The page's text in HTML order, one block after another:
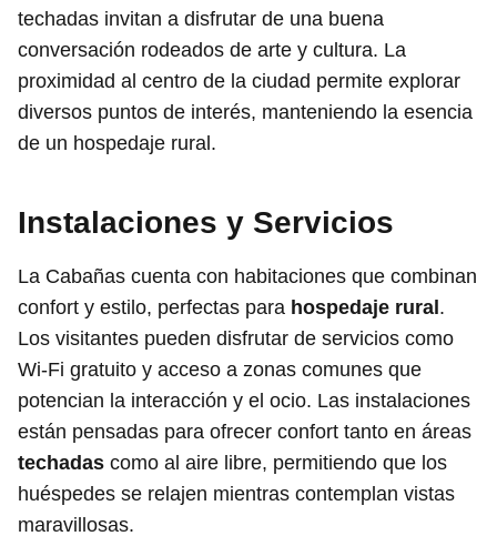
techadas invitan a disfrutar de una buena
conversación rodeados de arte y cultura. La
proximidad al centro de la ciudad permite explorar
diversos puntos de interés, manteniendo la esencia
de un hospedaje rural.
Instalaciones y Servicios
La Cabañas cuenta con habitaciones que combinan
confort y estilo, perfectas para hospedaje rural.
Los visitantes pueden disfrutar de servicios como
Wi-Fi gratuito y acceso a zonas comunes que
potencian la interacción y el ocio. Las instalaciones
están pensadas para ofrecer confort tanto en áreas
techadas como al aire libre, permitiendo que los
huéspedes se relajen mientras contemplan vistas
maravillosas.